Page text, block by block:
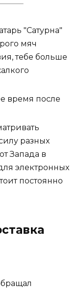
"Сатурна"
мяч
тебе больше
время после
разных
Запада в
электронных
постоянно